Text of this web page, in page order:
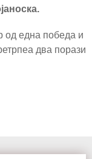
од една победа и
два порази